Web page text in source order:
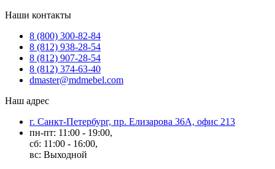
Наши контакты
8 (800) 300-82-84
8 (812) 938-28-54
8 (812) 907-28-54
8 (812) 374-63-40
dmaster@mdmebel.com
Наш адрес
г. Санкт-Петербург, пр. Елизарова 36А, офис 213
пн-пт: 11:00 - 19:00,
сб: 11:00 - 16:00,
вс: Выходной